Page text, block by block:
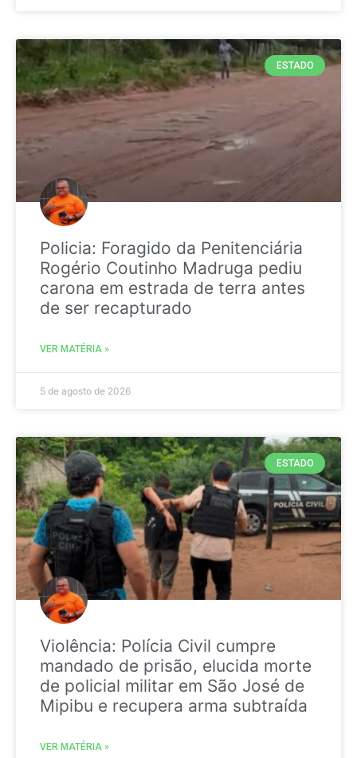
ESTADO
Policia: Foragido da Penitenciária
Rogério Coutinho Madruga pediu
carona em estrada de terra antes
de ser recapturado
VER MATÉRIA »
5 de agosto de 2026
ESTADO
Violência: Polícia Civil cumpre
mandado de prisão, elucida morte
de policial militar em São José de
Mipibu e recupera arma subtraída
VER MATÉRIA »